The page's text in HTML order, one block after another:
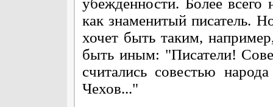
убежденности. Более всего
как знаменитый писатель.
хочет быть таким,
быть иным: "Писатели!
считались совестью
Чехов..."